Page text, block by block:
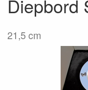
Diepbord
21,5 cm